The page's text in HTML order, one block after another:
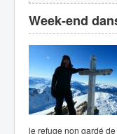
Week-end
le refuge non gardé